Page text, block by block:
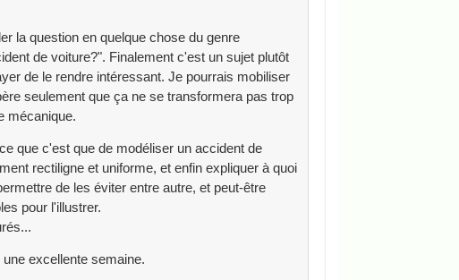
la question en quelque chose du genre
de voiture?". Finalement c'est un sujet plutôt
de le rendre intéressant. Je pourrais mobiliser
seulement que ça ne se transformera pas trop
mécanique.
que c'est que de modéliser un accident de
rectiligne et uniforme, et enfin expliquer à quoi
de les éviter entre autre, et peut-être
pour l'illustrer.
excellente semaine.